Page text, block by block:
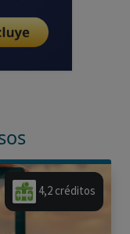
4,2 créditos